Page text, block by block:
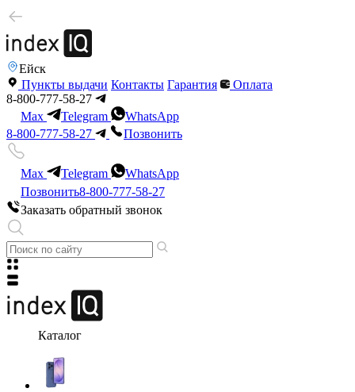
Ейск
Пункты выдачи Контакты Гарантия
Оплата
8-800-777-58-27
Max
Telegram
WhatsApp
8-800-777-58-27
Позвонить
Max Telegram
WhatsApp
Позвонить8-800-777-58-27
Заказать обратный звонок
Каталог